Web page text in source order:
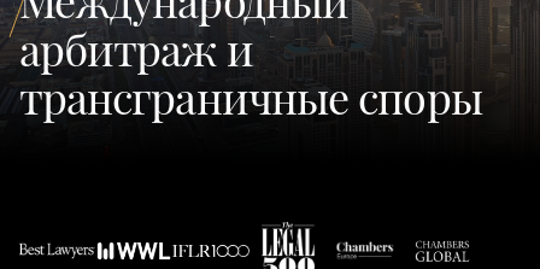
арбитраж и
трансграничные споры